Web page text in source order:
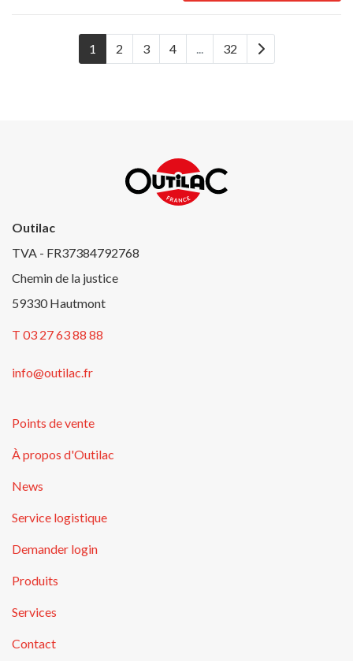
1 2 3 4 ... 32
Outilac
TVA - FR37384792768
Chemin de la justice
59330 Hautmont
T 03 27 63 88 88
info@outilac.fr
Points de vente
À propos d'Outilac
News
Service logistique
Demander login
Produits
Services
Contact